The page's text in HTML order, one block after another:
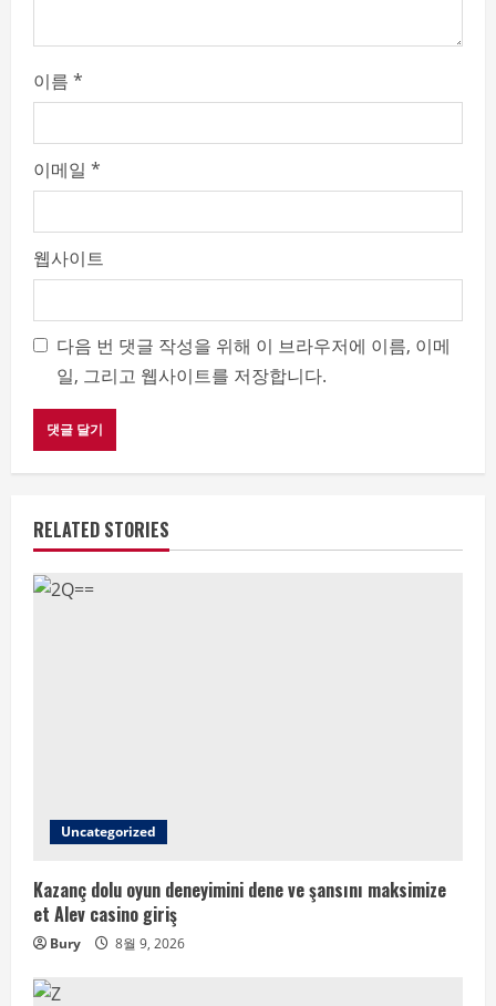
이름 *
이메일 *
웹사이트
다음 번 댓글 작성을 위해 이 브라우저에 이름, 이메
일, 그리고 웹사이트를 저장합니다.
RELATED STORIES
Uncategorized
Kazanç dolu oyun deneyimini dene ve şansını maksimize
et Alev casino giriş
Bury 8월 9, 2026